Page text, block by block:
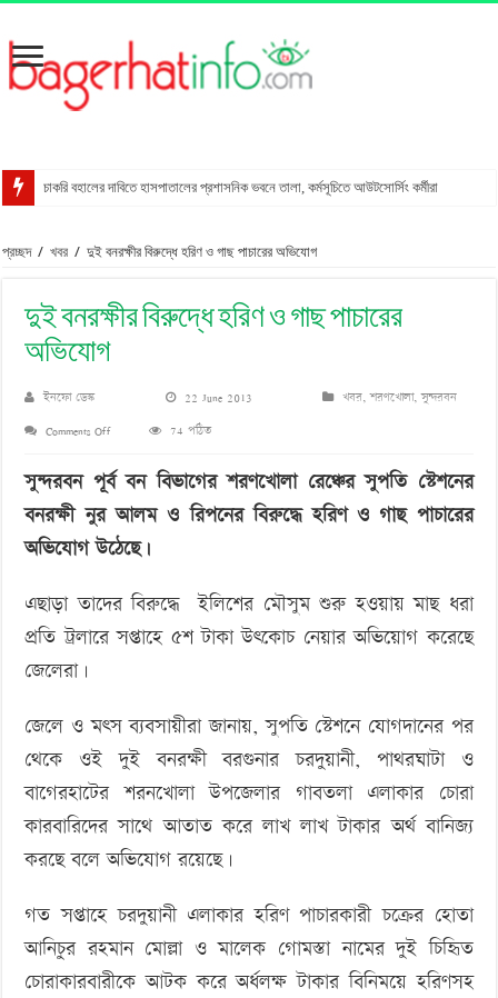
চাকরি বহালের দাবিতে হাসপাতালের প্রশাসনিক ভবনে তালা, কর্মসূচিতে আউটসোর্সিং কর্মীরা
স্ত্রীকে শ্বাসরোধে হত্যার অভিযোগ, স্বামী আটক
বাগেরহাটে আদালত কর্মচারীকে ইয়াবা দিয়ে ফাঁসানোর চেষ্টা
মোরেলগঞ্জে কোডেকের এনগেজ প্রকল্পের অবহিতকরণ সভা
সুন্দরবনে ফাঁদসহ হরিণ শিকারী আটক
মহাসড়ক ঝুঁকি বাড়ছে বিশ্ব ঐতিহ্য ষাটগম্বুজ মসজিদের
বাগেরহাটে পুলিশের অভিযানে ৪টি আগ্নেয়াস্ত্রসহ আটক ১১
‘বড় নাশকতার জন্য’ অস্ত্র নিয়ে বাগেরহাটে ঢুকছিল তারা
প্রচ্ছদ / খবর / দুই বনরক্ষীর বিরুদ্ধে হরিণ ও গাছ পাচারের অভিযোগ
দুই বনরক্ষীর বিরুদ্ধে হরিণ ও গাছ পাচারের
অভিযোগ
ইনফো ডেস্ক 22 June 2013 খবর,শরণখোলা,সুন্দরবন
Comments Offon
বনরক্ষীর
বিরুদ্ধে
ও
গাছ
74 পঠিত
সুন্দরবন পূর্ব বন বিভাগের শরণখোলা রেঞ্চের সুপতি স্টেশনের
বনরক্ষী নুর আলম ও রিপনের বিরুদ্ধে হরিণ ও গাছ পাচারের
অভিযোগ উঠেছে।
এছাড়া তাদের বিরুদ্ধে ইলিশের মৌসুম শুরু হওয়ায় মাছ ধরা
প্রতি ট্রলারে সপ্তাহে ৫শ টাকা উৎকোচ নেয়ার অভিয়োগ করেছে
জেলেরা।
জেলে ও মৎস ব্যবসায়ীরা জানায়, সুপতি স্টেশনে যোগদানের পর
থেকে ওই দুই বনরক্ষী বরগুনার চরদুয়ানী, পাথরঘাটা ও
বাগেরহাটের শরনখোলা উপজেলার গাবতলা এলাকার চোরা
কারবারিদের সাথে আতাত করে লাখ লাখ টাকার অর্থ বানিজ্য
করছে বলে অভিযোগ রয়েছে।
গত সপ্তাহে চরদুয়ানী এলাকার হরিণ পাচারকারী চক্রের হোতা
আনিচুর রহমান মোল্লা ও মালেক গোমস্তা নামের দুই চিহিৃত
চোরাকারবারীকে আটক করে অর্ধলক্ষ টাকার বিনিময়ে হরিণসহ